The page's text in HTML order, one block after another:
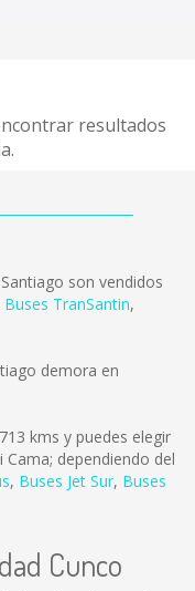
resultados
son vendidos
Buses TranSantin,
demora en
713 kms y puedes elegir
dependiendo del
, Buses Jet Sur, Buses
Cunco